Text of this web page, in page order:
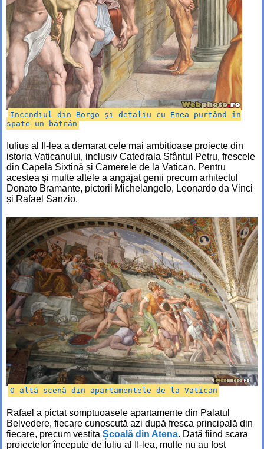
Incendiul din Borgo și detaliu cu Enea purtând în
spate un bătrân
Iulius al II-lea a demarat cele mai ambițioase proiecte din
istoria Vaticanului, inclusiv Catedrala Sfântul Petru, frescele
din Capela Sixtină și Camerele de la Vatican. Pentru
acestea și multe altele a angajat genii precum arhitectul
Donato Bramante, pictorii Michelangelo, Leonardo da Vinci
și Rafael Sanzio.
O altă scenă din apartamentele de la Vatican
Rafael a pictat somptuoasele apartamente din Palatul
Belvedere, fiecare cunoscută azi după fresca principală din
fiecare, precum vestita Școală din Atena. Dată fiind scara
proiectelor începute de Iuliu al II-lea, multe nu au fost